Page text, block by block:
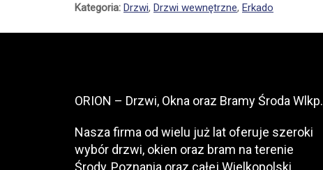
Kategoria: Drzwi, Drzwi wewnętrzne, Erkado
ORION – Drzwi, Okna oraz Bramy Środa Wlkp.
Nasza firma od wielu już lat oferuje szeroki
wybór drzwi, okien oraz bram na terenie
Środy, Poznania oraz całej Wielkopolski.